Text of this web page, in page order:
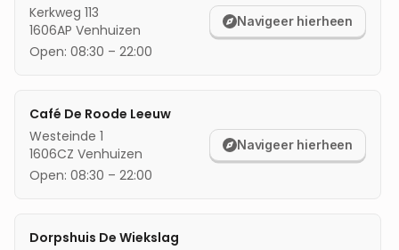
Kerkweg 113
1606AP Venhuizen
Open: 08:30 – 22:00
Navigeer hierheen
Café De Roode Leeuw
Westeinde 1
1606CZ Venhuizen
Open: 08:30 – 22:00
Navigeer hierheen
Dorpshuis De Wiekslag